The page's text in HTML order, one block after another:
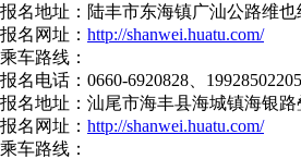
报名地址：陆丰市东海镇广汕公路维
报名网址： http://shanwei.huatu.com/
乘车路线：
报名电话：0660-6920828、19928502205
报名地址：汕尾市海丰县海城镇海银
报名网址： http://shanwei.huatu.com/
乘车路线：